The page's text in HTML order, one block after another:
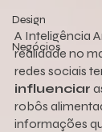
Design
Negócios
A Inteligência
realidade no
redes sociais
influenciar
robôs
informações